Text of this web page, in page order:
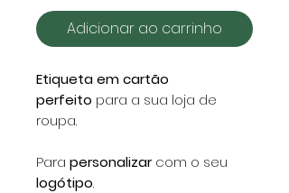
Adicionar ao carrinho
Etiqueta em cartão
perfeito para a sua loja de
roupa.
Para personalizarcom o seu
logótipo.